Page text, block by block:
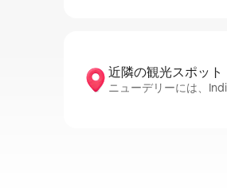
近隣の観光ス⁠ポ⁠ッ⁠ト
ニューデリーには、